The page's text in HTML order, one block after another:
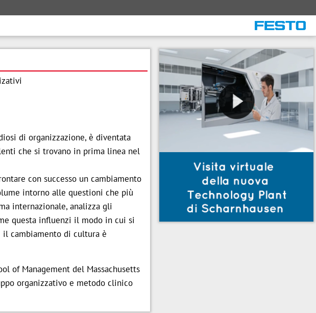
di organizzazione, è diventata
che si trovano in prima linea nel
con successo un cambiamento
intorno alle questioni che più
internazionale, analizza gli
questa influenzi il modo in cui si
cambiamento di cultura è
of Management del Massachusetts
organizzativo e metodo clinico